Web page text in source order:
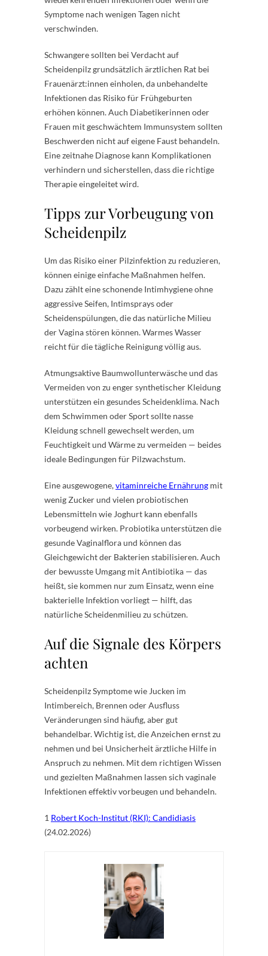
Symptome nach wenigen Tagen nicht
verschwinden.
Schwangere sollten bei Verdacht auf
Scheidenpilz grundsätzlich ärztlichen Rat bei
Frauenärzt:innen einholen, da unbehandelte
Infektionen das Risiko für Frühgeburten
erhöhen können. Auch Diabetikerinnen oder
Frauen mit geschwächtem Immunsystem sollten
Beschwerden nicht auf eigene Faust behandeln.
Eine zeitnahe Diagnose kann Komplikationen
verhindern und sicherstellen, dass die richtige
Therapie eingeleitet wird.
Tipps zur Vorbeugung von
Scheidenpilz
Um das Risiko einer Pilzinfektion zu reduzieren,
können einige einfache Maßnahmen helfen.
Dazu zählt eine schonende Intimhygiene ohne
aggressive Seifen, Intimsprays oder
Scheidenspülungen, die das natürliche Milieu
der Vagina stören können. Warmes Wasser
reicht für die tägliche Reinigung völlig aus.
Atmungsaktive Baumwollunterwäsche und das
Vermeiden von zu enger synthetischer Kleidung
unterstützen ein gesundes Scheidenklima. Nach
dem Schwimmen oder Sport sollte nasse
Kleidung schnell gewechselt werden, um
Feuchtigkeit und Wärme zu vermeiden — beides
ideale Bedingungen für Pilzwachstum.
Eine ausgewogene,vitaminreiche Ernährung mit
wenig Zucker und vielen probiotischen
Lebensmitteln wie Joghurt kann ebenfalls
vorbeugend wirken. Probiotika unterstützen die
gesunde Vaginalflora und können das
Gleichgewicht der Bakterien stabilisieren. Auch
der bewusste Umgang mit Antibiotika — das
heißt, sie kommen nur zum Einsatz, wenn eine
bakterielle Infektion vorliegt — hilft, das
natürliche Scheidenmilieu zu schützen.
Auf die Signale des Körpers
achten
Scheidenpilz Symptome wie Jucken im
Intimbereich, Brennen oder Ausfluss
Veränderungen sind häufig, aber gut
behandelbar. Wichtig ist, die Anzeichen ernst zu
nehmen und bei Unsicherheit ärztliche Hilfe in
Anspruch zu nehmen. Mit dem richtigen Wissen
und gezielten Maßnahmen lassen sich vaginale
Infektionen effektiv vorbeugen und behandeln.
1 Robert Koch-Institut (RKI): Candidiasis
(24.02.2026)